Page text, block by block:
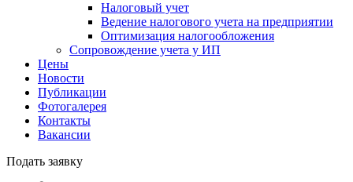
Налоговый учет
Ведение налогового учета на предприятии
Оптимизация налогообложения
Сопровождение учета у ИП
Цены
Новости
Публикации
Фотогалерея
Контакты
Вакансии
Подать заявку